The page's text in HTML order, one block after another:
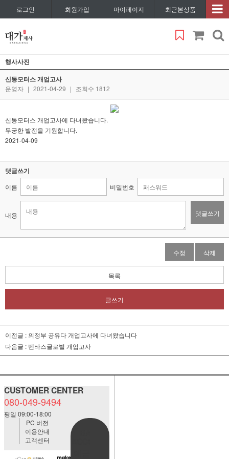
로그인 회원가입 마이페이지 최근본상품
행사사진
신동모터스 개업고사
운영자 | 2021-04-29 | 조회수 1812
신동모터스 개업고사에 다녀왔습니다.
무궁한 발전을 기원합니다.
2021-04-09
댓글쓰기
이름 비밀번호
내용 댓글쓰기
수정 삭제
목록
글쓰기
이전글 : 의정부 공유다 개업고사에 다녀왔습니다
다음글 : 벤타스글로벌 개업고사
CUSTOMER CENTER
080-049-9494
평일 09:00-18:00
PC 버전
이용안내
고객센터